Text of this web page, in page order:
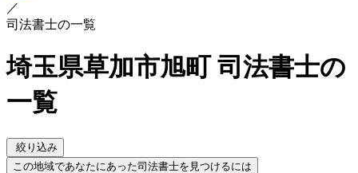
／
司法書士の一覧
埼玉県草加市旭町 司法書士の
一覧
絞り込み
この地域であなたにあった司法書士を見つけるには